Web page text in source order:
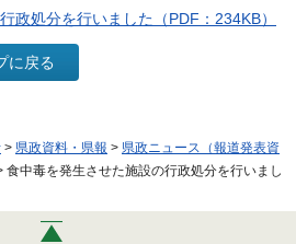
政処分を行いました（PDF：234KB）
に戻る
> 県政資料・県報 > 県政ニュース（報道発表資
食中毒を発生させた施設の行政処分を行いまし